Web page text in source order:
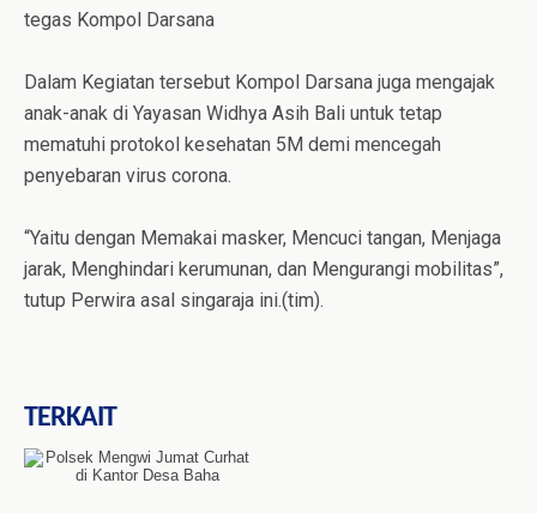
tegas Kompol Darsana
Dalam Kegiatan tersebut Kompol Darsana juga mengajak
anak-anak di Yayasan Widhya Asih Bali untuk tetap
mematuhi protokol kesehatan 5M demi mencegah
penyebaran virus corona.
“Yaitu dengan Memakai masker, Mencuci tangan, Menjaga
jarak, Menghindari kerumunan, dan Mengurangi mobilitas”,
tutup Perwira asal singaraja ini.(tim).
TERKAIT